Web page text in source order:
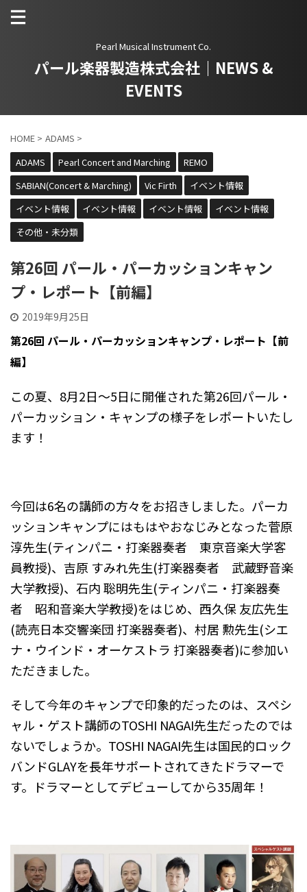
Pearl Musical Instrument Co.
パール楽器製造株式会社｜NEWS &
EVENTS
HOME > ADAMS >
ADAMS
Pearl Concert and Marching
REMO
SABIAN(Concert & Marching)
Vic Firth
イベント情報
イベント情報
イベント情報 イベント情報
イベント情報
その他・未分類
第26回 パール・パーカッションキャン
プ・レポート【前編】
2019年9月25日
第26回 パール・パーカッションキャンプ・レポート【前
編】
この夏、8月2日〜5日に開催された第26回パール・
パーカッション・キャンプの様子をレポートいたし
ます！
今回は6名の講師の方々をお招きしました。パーカ
ッションキャンプにはもはやおなじみとなった菅原
淳先生(ティンパニ・打楽器奏者 東京音楽大学客
員教授)、吉原 すみれ先生(打楽器奏者 武蔵野音楽
大学教授)、石内 聡明先生(ティンパニ・打楽器奏
者 昭和音楽大学教授)をはじめ、西久保 友広先生
(読売日本交響楽団 打楽器奏者)、村居 勲先生(シエ
ナ・ウインド・オーケストラ 打楽器奏者)に参加い
ただきました。
そして今年のキャンプで印象的だったのは、スペシ
ャル・ゲスト講師のTOSHI NAGAI先生だったのでは
ないでしょうか。TOSHI NAGAI先生は国民的ロック
バンドGLAYを長年サポートされてきたドラマーで
す。ドラマーとしてデビューしてから35周年！